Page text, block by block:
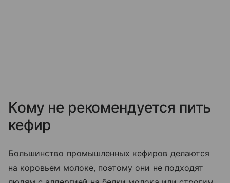
Кому не рекомендуется пить
кефир
Большинство промышленных кефиров делаются
на коровьем молоке, поэтому они не подходят